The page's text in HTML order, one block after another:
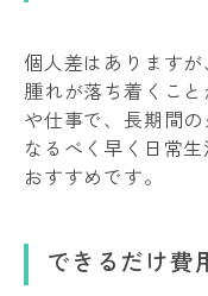
個人差はあります
腫れが落ち着くこ
や仕事で、長期間の
なるべく早く日常
おすすめです。
できるだけ費